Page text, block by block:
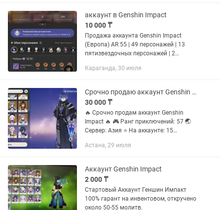
аккаунт в Genshin Impact
10 000 ₸
Продажа аккаунта Genshin Impact
(Европа) AR 55 | 49 персонажей | 13
пятизвездочных персонажей | 2
персонажи: Райден (ур. 90, собрана),
Караганда, 30 июля
Срочно продаю аккаунт Genshin Impact( геншин импакт)
30 000 ₸
🔥 Срочно продам аккаунт Genshin
Impact 🔥 🎮 Ранг приключений: 57 🌏
Сервер: Азия ⭐ На аккаунте: 15
сигнатурных 5★ оружий 2 стандартных
Астана, 29 июля
Аккаунт Genshin Impact
2 000 ₸
Стартовый Аккаунт Геншин Импакт
100% гарант на инвентовом, откручено
около 50-55 молитв.